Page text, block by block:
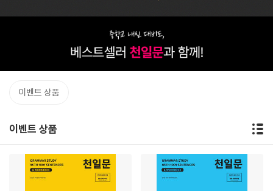
이벤트 상품
이벤트 상품